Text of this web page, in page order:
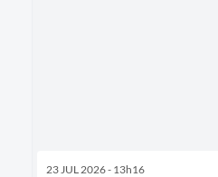
23 JUL 2026 - 13h16